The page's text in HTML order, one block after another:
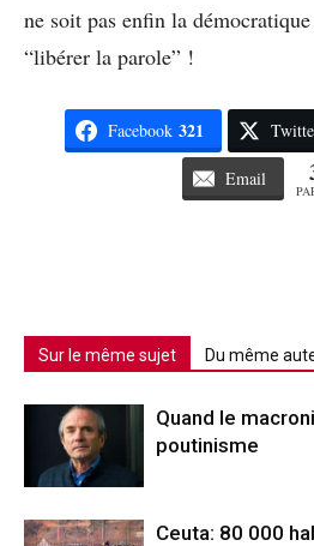
ne soit pas enfin la
“libérer la parole” !
Facebook 321
Email
Sur le même sujet Du même
Quand le
poutinisme
Ceuta: 80 000